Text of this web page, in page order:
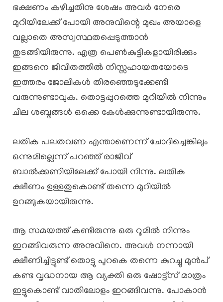
ഭക്ഷണം കഴിച്ചതിനു ശേഷം അവർ നേരെ
മുറിയിലേക്ക് പോയി അനുവിന്റെ മുഖം അയാളെ
വല്ലാതെ അസ്വസ്ഥതപ്പെടുത്താൻ
തുടങ്ങിയിരുന്നു. എത്ര പെൺകുട്ടികളായിരിക്കും
ഇങ്ങനെ ജീവിതത്തിൽ നിസ്സഹായതയോടെ
ഇത്തരം ജോലികൾ തിരഞ്ഞെടുക്കേണ്ടി
വരുന്നുണ്ടാവുക. തൊട്ടപ്പുറത്തെ മുറിയിൽ നിന്നും
ചില ശബ്ദങ്ങൾ ഒക്കെ കേൾക്കുന്നുണ്ടായിരുന്നു.
ലതിക പലതവണ എന്താണെന്ന് ചോദിച്ചെങ്കിലും
ഒന്നുമില്ലെന്ന് പറഞ്ഞ് രാജീവ്
ബാൽക്കണിയിലേക്ക് പോയി നിന്നു. ലതിക
ക്ഷീണം ഉള്ളതുകൊണ്ട് തന്നെ മുറിയിൽ
ഉറങ്ങുകയായിരുന്നു.
ആ സമയത്ത് കണ്ടിരുന്നു ഒരു റൂമിൽ നിന്നും
ഇറങ്ങിവരുന്ന അനുവിനെ. അവൾ നന്നായി
ക്ഷീണിച്ചിട്ടുണ്ട് തൊട്ടു പുറകെ തന്നെ കുറച്ചു മുൻപ്
കണ്ട വൃദ്ധനായ ആ വ്യക്തി ഒരു ഷോട്ട്സ് മാത്രം
ഇട്ടുകൊണ്ട് വാതിലോളം ഇറങ്ങിവന്നു. പോകാൻ